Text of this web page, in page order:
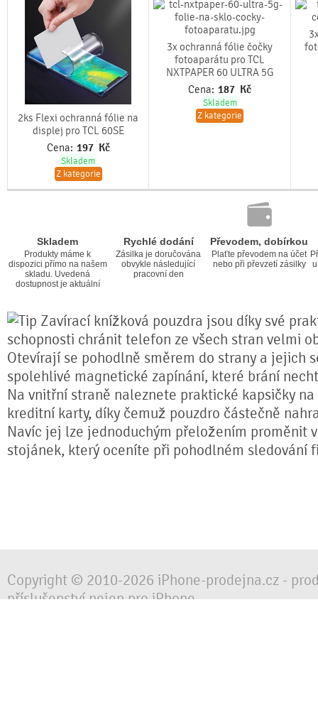
2ks Flexi ochranná fólie na
displej pro TCL 60SE
Cena: 197 Kč
Skladem
Z kategorie
3x ochranná fólie čočky
fotoaparátu pro TCL
NXTPAPER 60 ULTRA 5G
Cena: 187 Kč
Skladem
Z kategorie
Skladem
Produkty máme k
dispozici přímo na našem
skladu. Uvedená
dostupnost je aktuální
Rychlé dodání
Zásilka je doručována
obvykle následující
pracovní den
Převodem, dobírkou
Plaťte převodem na účet
nebo při převzetí zásilky
Zavírací knížková pouzdra jsou díky své
schopnosti chránit telefon ze všech stran velmi
Otevírají se pohodlně směrem do strany a jejich
spolehlivé magnetické zapínání, které brání
Na vnitřní straně naleznete praktické kapsičky na
kreditní karty, díky čemuž pouzdro částečně
Navíc jej lze jednoduchým přeložením proměnit
stojánek, který oceníte při pohodlném sledování
Copyright © 2010-2026 iPhone-prodejna.cz -
příslušenství nejen pro iPhone